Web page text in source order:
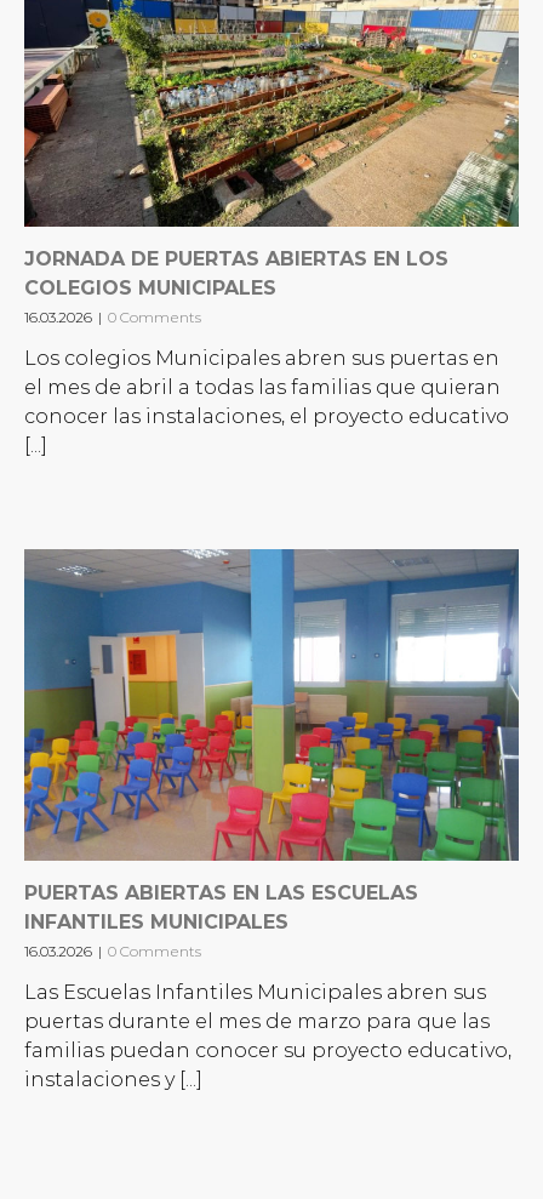
JORNADA DE PUERTAS ABIERTAS EN LOS
COLEGIOS MUNICIPALES
16.03.2026 | 0 Comments
Los colegios Municipales abren sus puertas en
el mes de abril a todas las familias que quieran
conocer las instalaciones, el proyecto educativo
[...]
PUERTAS ABIERTAS EN LAS ESCUELAS
INFANTILES MUNICIPALES
16.03.2026 | 0 Comments
Las Escuelas Infantiles Municipales abren sus
puertas durante el mes de marzo para que las
familias puedan conocer su proyecto educativo,
instalaciones y [...]